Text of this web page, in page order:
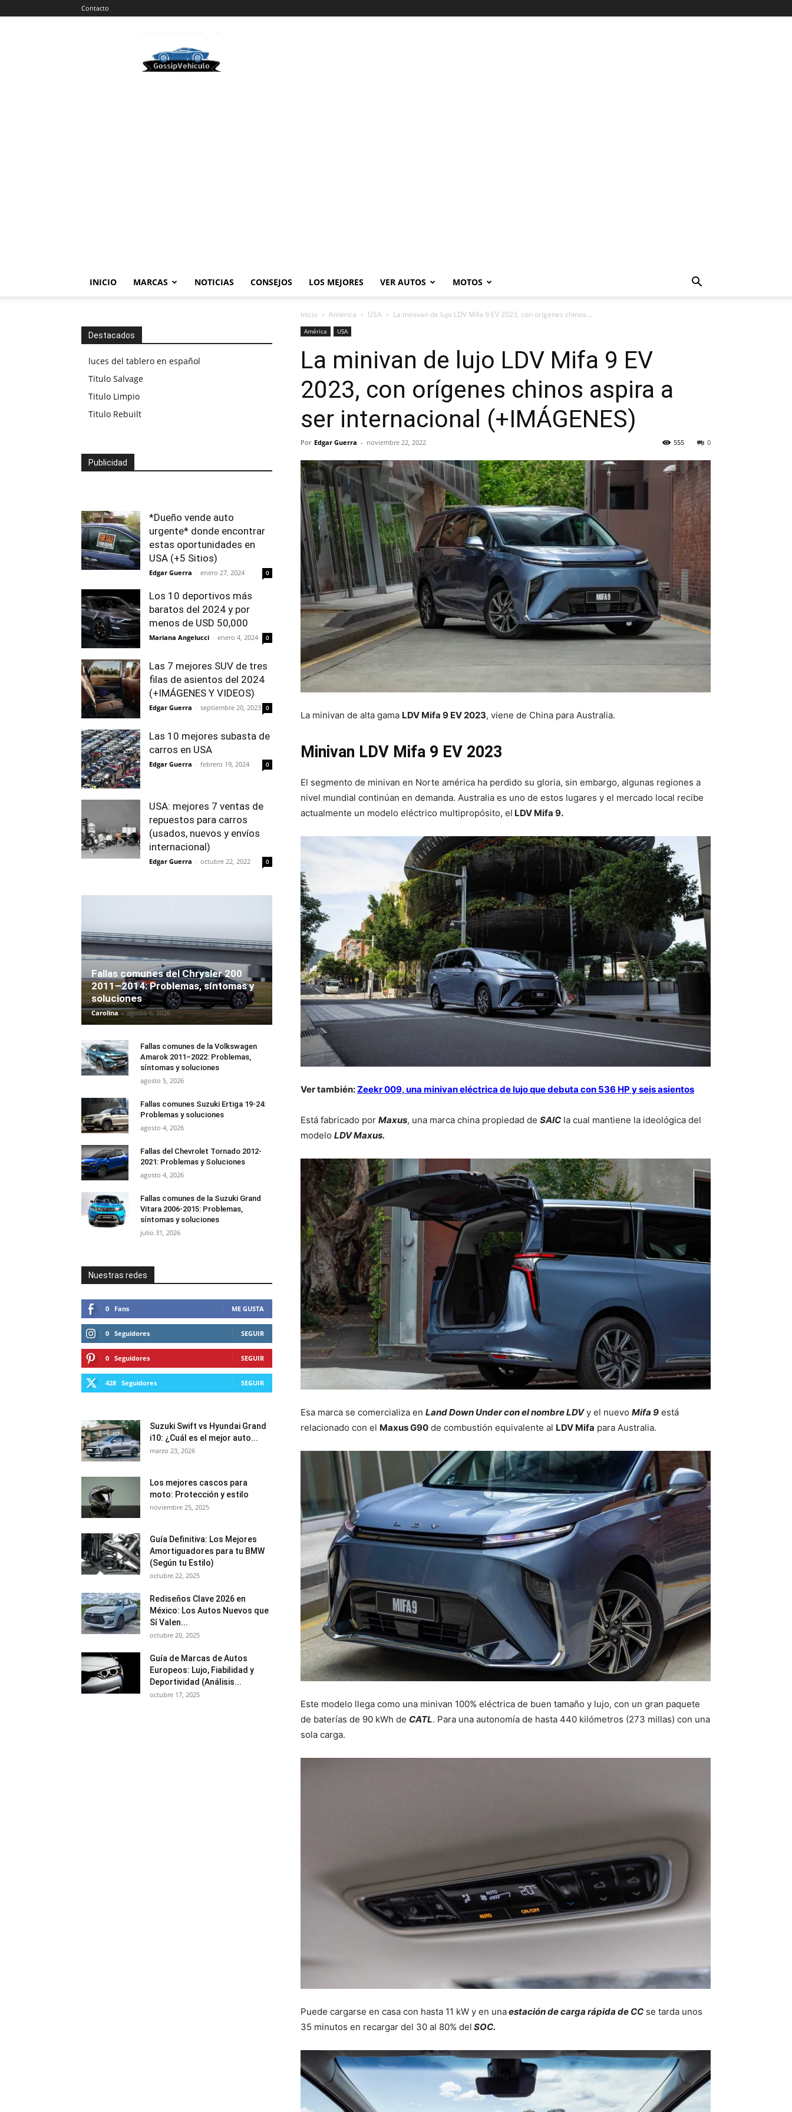
Contacto
Vehiculos
INICIO MARCAS NOTICIAS CONSEJOS LOS MEJORES VER AUTOS MOTOS
Inicio América USA La minivan de lujo LDV Mifa 9 EV 2023, con orígenes chinos...
América USA
La minivan de lujo LDV Mifa 9 EV
2023, con orígenes chinos aspira a
ser internacional (+IMÁGENES)
Por Edgar Guerra - noviembre 22, 2022 0
555
La minivan de alta gama LDV Mifa 9 EV 2023, viene de China para Australia.
Minivan LDV Mifa 9 EV 2023
El segmento de minivan en Norte américa ha perdido su gloria, sin embargo, algunas regiones a
nivel mundial continúan en demanda. Australia es uno de estos lugares y el mercado local recibe
actualmente un modelo eléctrico multipropósito, el LDV Mifa 9.
Ver también:Zeekr 009, una minivan eléctrica de lujo que debuta con 536 HP y seis asientos
Está fabricado por Maxus, una marca china propiedad de SAIC la cual mantiene la ideológica del
modelo LDV Maxus.
Esa marca se comercializa en Land Down Under con el nombre LDVy el nuevo Mifa 9 está
relacionado con el Maxus G90 de combustión equivalente al LDV Mifa para Australia.
Este modelo llega como una minivan 100% eléctrica de buen tamaño y lujo, con un gran paquete
de baterías de 90 kWh de CATL. Para una autonomía de hasta 440 kilómetros (273 millas) con una
sola carga.
Puede cargarse en casa con hasta 11 kW y en unaestación de carga rápida de CC se tarda unos
35 minutos en recargar del 30 al 80% del SOC.
Destacados
luces del tablero en español
Titulo Salvage
Titulo Limpio
Titulo Rebuilt
Publicidad
*Dueño vende auto
urgente* donde encontrar
estas oportunidades en
USA (+5 Sitios)
Edgar Guerra - enero 27, 2024 0
Los 10 deportivos más
baratos del 2024 y por
menos de USD 50,000
Mariana Angelucci - enero 4, 2024 0
Las 7 mejores SUV de tres
filas de asientos del 2024
(+IMÁGENES Y VIDEOS)
Edgar Guerra - septiembre 20, 2023 0
Las 10 mejores subasta de
carros en USA
Edgar Guerra - febrero 19, 2024 0
USA: mejores 7 ventas de
repuestos para carros
(usados, nuevos y envíos
internacional)
Edgar Guerra - octubre 22, 2022 0
Fallas comunes del Chrysler 200
2011–2014: Problemas, síntomas y
soluciones
Carolina - agosto 6, 2026
Fallas comunes de la Volkswagen
Amarok 2011–2022: Problemas,
síntomas y soluciones
agosto 5, 2026
Fallas comunes Suzuki Ertiga 19-24:
Problemas y soluciones
agosto 4, 2026
Fallas del Chevrolet Tornado 2012-
2021: Problemas y Soluciones
agosto 4, 2026
Fallas comunes de la Suzuki Grand
Vitara 2006-2015: Problemas,
síntomas y soluciones
julio 31, 2026
Nuestras redes
0 Fans ME GUSTA
0 Seguidores SEGUIR
0 Seguidores SEGUIR
428 Seguidores SEGUIR
Suzuki Swift vs Hyundai Grand
i10: ¿Cuál es el mejor auto...
marzo 23, 2026
Los mejores cascos para
moto: Protección y estilo
noviembre 25, 2025
Guía Definitiva: Los Mejores
Amortiguadores para tu BMW
(Según tu Estilo)
octubre 22, 2025
Rediseños Clave 2026 en
México: Los Autos Nuevos que
Sí Valen...
octubre 20, 2025
Guía de Marcas de Autos
Europeos: Lujo, Fiabilidad y
Deportividad (Análisis...
octubre 17, 2025